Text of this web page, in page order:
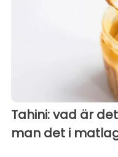
Tahini: vad är
man det i